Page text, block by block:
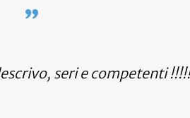
seri e competenti